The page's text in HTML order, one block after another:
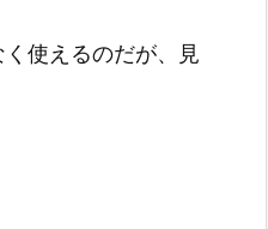
使えるのだが、見